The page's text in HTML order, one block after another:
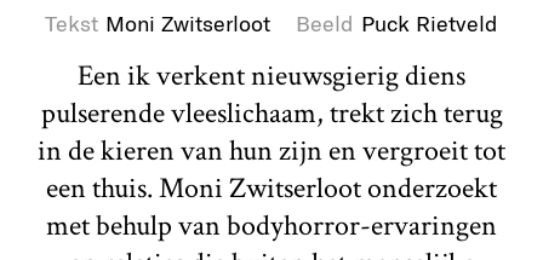
Tekst Moni Zwitserloot Beeld Puck Rietveld
Een ik verkent nieuwsgierig diens
pulserende vleeslichaam, trekt zich terug
in de kieren van hun zijn en vergroeit tot
een thuis. Moni Zwitserloot onderzoekt
met behulp van bodyhorror-ervaringen